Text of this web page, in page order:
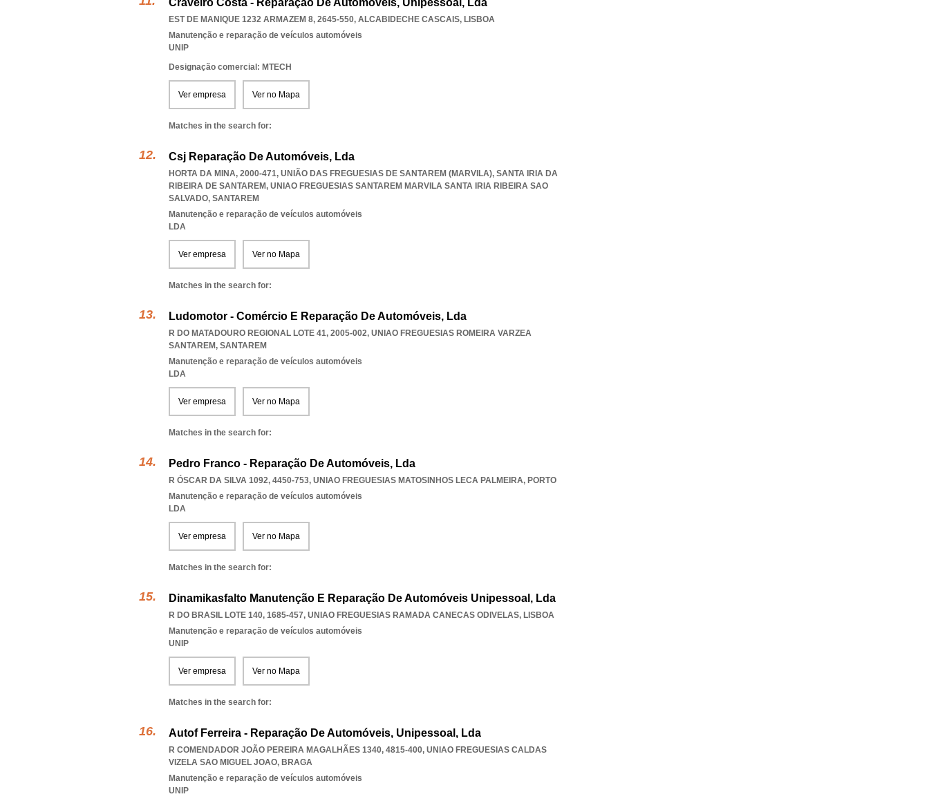
Craveiro Costa - Reparaçao De Automóveis, Unipessoal, Lda
EST DE MANIQUE 1232 ARMAZEM 8, 2645-550, ALCABIDECHE CASCAIS, LISBOA
Manutenção e reparação de veículos automóveis
UNIP
Designação comercial: MTECH
Ver empresa Ver no Mapa
Matches in the search for:
Csj Reparação De Automóveis, Lda
HORTA DA MINA, 2000-471, UNIÃO DAS FREGUESIAS DE SANTAREM (MARVILA), SANTA IRIA DA
RIBEIRA DE SANTAREM, UNIAO FREGUESIAS SANTAREM MARVILA SANTA IRIA RIBEIRA SAO
SALVADO, SANTAREM
Manutenção e reparação de veículos automóveis
LDA
Ver empresa Ver no Mapa
Matches in the search for:
Ludomotor - Comércio E Reparação De Automóveis, Lda
R DO MATADOURO REGIONAL LOTE 41, 2005-002, UNIAO FREGUESIAS ROMEIRA VARZEA
SANTAREM, SANTAREM
Manutenção e reparação de veículos automóveis
LDA
Ver empresa Ver no Mapa
Matches in the search for:
Pedro Franco - Reparação De Automóveis, Lda
R ÓSCAR DA SILVA 1092, 4450-753, UNIAO FREGUESIAS MATOSINHOS LECA PALMEIRA, PORTO
Manutenção e reparação de veículos automóveis
LDA
Ver empresa Ver no Mapa
Matches in the search for:
Dinamikasfalto Manutenção E Reparação De Automóveis Unipessoal, Lda
R DO BRASIL LOTE 140, 1685-457, UNIAO FREGUESIAS RAMADA CANECAS ODIVELAS, LISBOA
Manutenção e reparação de veículos automóveis
UNIP
Ver empresa Ver no Mapa
Matches in the search for:
Autof Ferreira - Reparação De Automóveis, Unipessoal, Lda
R COMENDADOR JOÃO PEREIRA MAGALHÃES 1340, 4815-400, UNIAO FREGUESIAS CALDAS
VIZELA SAO MIGUEL JOAO, BRAGA
Manutenção e reparação de veículos automóveis
UNIP